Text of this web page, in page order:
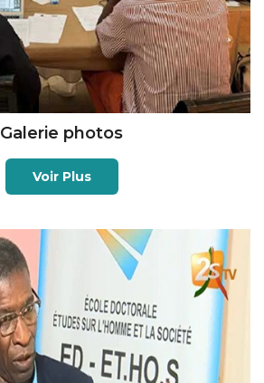
Galerie photos
Voir Plus